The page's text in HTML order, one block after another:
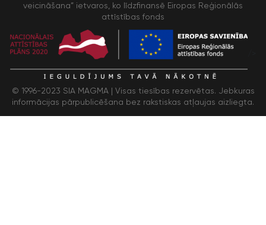
veicināšana” ietvaros, ko līdzfinansē Eiropas Reģionālās
attīstības fonds
© 1996-2023 SIA MAGMA | Visas tiesības rezervētas. Jebkuras
informācijas pārpublicēšana bez rakstiskas atļaujas aizliegta.